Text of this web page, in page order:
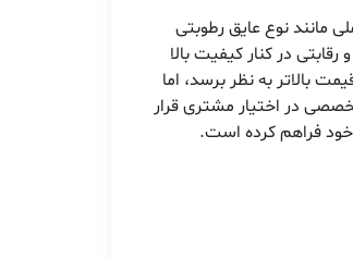
مانند نوع عایق رطوبتی
در کنار کیفیت بالا
بالاتر به نظر برسد، اما
در اختیار مشتری قرار
خود فراهم کرده است.